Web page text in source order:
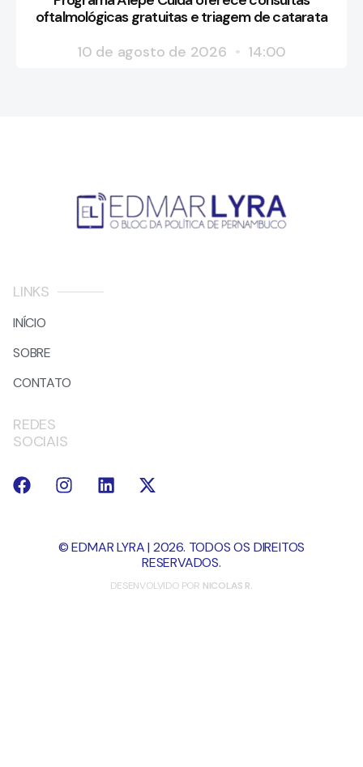
oftalmológicas gratuitas e triagem de catarata
10 de agosto de 2026
14:00
LINKS
INÍCIO
SOBRE
CONTATO
REDES
SOCIAIS
© EDMAR LYRA | 2026. TODOS OS DIREITOS
RESERVADOS.
DESENVOLVIDO POR NICOLAS R.